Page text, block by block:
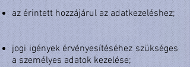
az érintett hozzájárul az adatkezeléshez;
jogi igények érvényesítéséhez szükséges
a személyes adatok kezelése;